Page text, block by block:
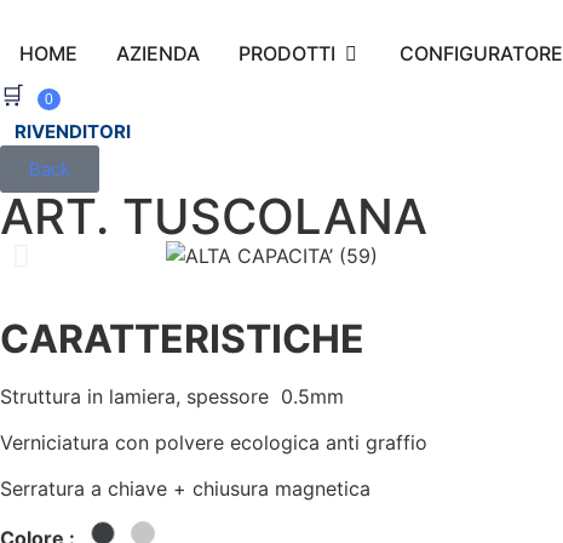
HOME AZIENDA PRODOTTI CONFIGURATORE
🛒 0
RIVENDITORI
Back
ART. TUSCOLANA
CARATTERISTICHE
Struttura in lamiera, spessore 0.5mm
Verniciatura con polvere ecologica anti graffio
Serratura a chiave + chiusura magnetica
Colore :